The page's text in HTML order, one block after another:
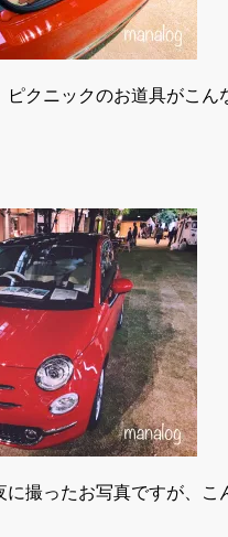
ピクニックのお道具がこん
に撮ったお写真ですが、こ